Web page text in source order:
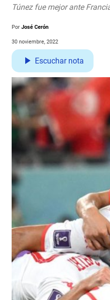
Túnez fue mejor ante
Por José Cerón
30 noviembre, 2022
Escuchar nota